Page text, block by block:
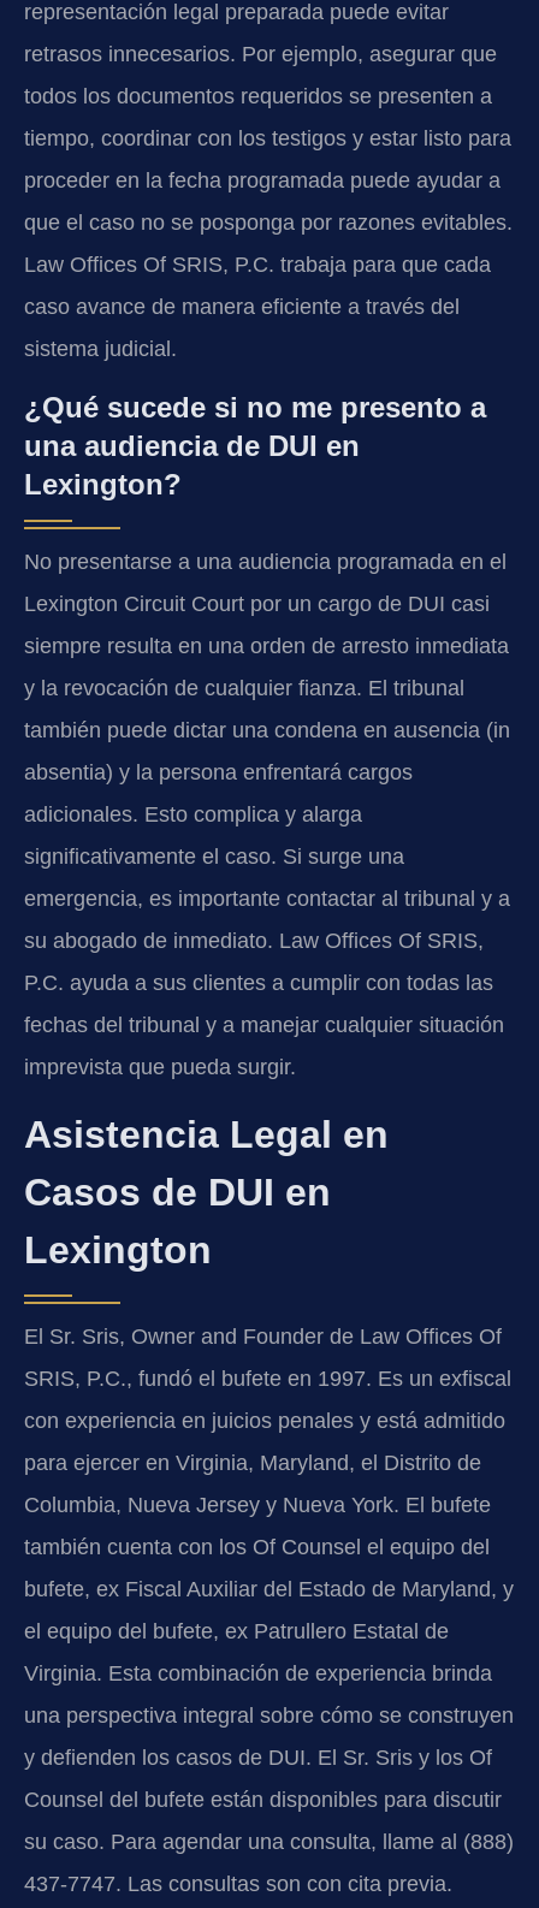
representación legal preparada puede evitar
retrasos innecesarios. Por ejemplo, asegurar que
todos los documentos requeridos se presenten a
tiempo, coordinar con los testigos y estar listo para
proceder en la fecha programada puede ayudar a
que el caso no se posponga por razones evitables.
Law Offices Of SRIS, P.C. trabaja para que cada
caso avance de manera eficiente a través del
sistema judicial.
¿Qué sucede si no me presento a
una audiencia de DUI en
Lexington?
No presentarse a una audiencia programada en el
Lexington Circuit Court por un cargo de DUI casi
siempre resulta en una orden de arresto inmediata
y la revocación de cualquier fianza. El tribunal
también puede dictar una condena en ausencia (in
absentia) y la persona enfrentará cargos
adicionales. Esto complica y alarga
significativamente el caso. Si surge una
emergencia, es importante contactar al tribunal y a
su abogado de inmediato. Law Offices Of SRIS,
P.C. ayuda a sus clientes a cumplir con todas las
fechas del tribunal y a manejar cualquier situación
imprevista que pueda surgir.
Asistencia Legal en
Casos de DUI en
Lexington
El Sr. Sris, Owner and Founder de Law Offices Of
SRIS, P.C., fundó el bufete en 1997. Es un exfiscal
con experiencia en juicios penales y está admitido
para ejercer en Virginia, Maryland, el Distrito de
Columbia, Nueva Jersey y Nueva York. El bufete
también cuenta con los Of Counsel el equipo del
bufete, ex Fiscal Auxiliar del Estado de Maryland, y
el equipo del bufete, ex Patrullero Estatal de
Virginia. Esta combinación de experiencia brinda
una perspectiva integral sobre cómo se construyen
y defienden los casos de DUI. El Sr. Sris y los Of
Counsel del bufete están disponibles para discutir
su caso. Para agendar una consulta, llame al (888)
437-7747. Las consultas son con cita previa.